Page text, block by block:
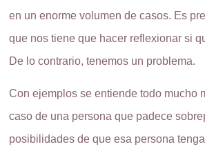
en un enorme volumen de casos. Es
que nos tiene que hacer reflexionar si
De lo contrario, tenemos un problema.
Con ejemplos se entiende todo mucho
caso de una persona que padece
posibilidades de que esa persona